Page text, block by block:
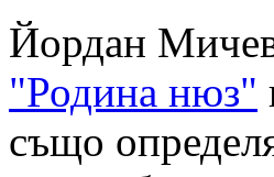
Йордан
"Родина нюз"
също